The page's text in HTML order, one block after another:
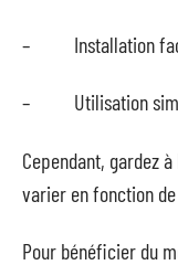
– Installation
– Utilisation
Cependant, gardez
varier en fonction
Pour bénéficier du